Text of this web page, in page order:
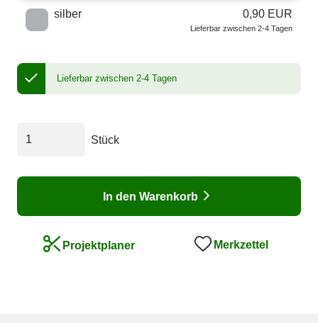
silber 0,90 EUR
Lieferbar zwischen 2-4 Tagen
Lieferbar zwischen 2-4 Tagen
Stück
In den Warenkorb
Projektplaner Merkzettel